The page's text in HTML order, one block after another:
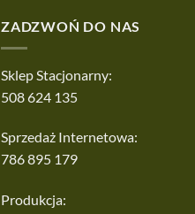
ZADZWOŃ DO NAS
Sklep Stacjonarny:
508 624 135
Sprzedaż Internetowa:
786 895 179
Produkcja: